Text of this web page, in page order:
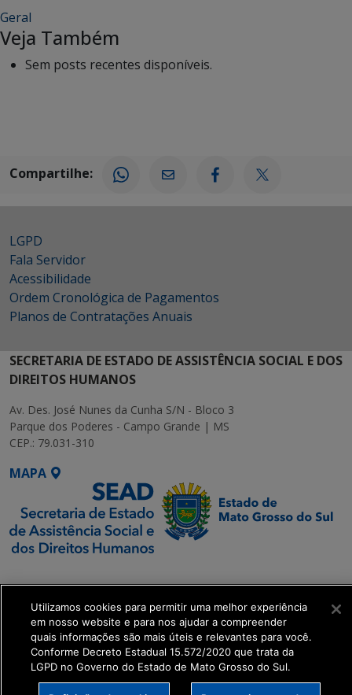
Geral
Veja Também
Sem posts recentes disponíveis.
Compartilhe:
LGPD
Fala Servidor
Acessibilidade
Ordem Cronológica de Pagamentos
Planos de Contratações Anuais
SECRETARIA DE ESTADO DE ASSISTÊNCIA SOCIAL E DOS
DIREITOS HUMANOS
Av. Des. José Nunes da Cunha S/N - Bloco 3
Parque dos Poderes - Campo Grande | MS
CEP.: 79.031-310
MAPA
Transformação Digital
get_footer();
Utilizamos cookies para permitir uma melhor experiência
em nosso website e para nos ajudar a compreender
quais informações são mais úteis e relevantes para você.
Conforme Decreto Estadual 15.572/2020 que trata da
LGPD no Governo do Estado de Mato Grosso do Sul.